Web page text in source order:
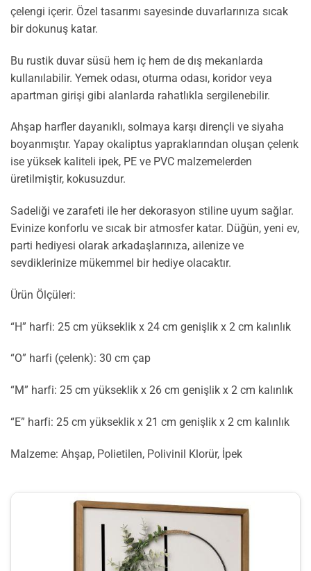
çelengi içerir. Özel tasarımı sayesinde duvarlarınıza sıcak
bir dokunuş katar.
Bu rustik duvar süsü hem iç hem de dış mekanlarda
kullanılabilir. Yemek odası, oturma odası, koridor veya
apartman girişi gibi alanlarda rahatlıkla sergilenebilir.
Ahşap harfler dayanıklı, solmaya karşı dirençli ve siyaha
boyanmıştır. Yapay okaliptus yapraklarından oluşan çelenk
ise yüksek kaliteli ipek, PE ve PVC malzemelerden
üretilmiştir, kokusuzdur.
Sadeliği ve zarafeti ile her dekorasyon stiline uyum sağlar.
Evinize konforlu ve sıcak bir atmosfer katar. Düğün, yeni ev,
parti hediyesi olarak arkadaşlarınıza, ailenize ve
sevdiklerinize mükemmel bir hediye olacaktır.
Ürün Ölçüleri:
“H” harfi: 25 cm yükseklik x 24 cm genişlik x 2 cm kalınlık
“O” harfi (çelenk): 30 cm çap
“M” harfi: 25 cm yükseklik x 26 cm genişlik x 2 cm kalınlık
“E” harfi: 25 cm yükseklik x 21 cm genişlik x 2 cm kalınlık
Malzeme: Ahşap, Polietilen, Polivinil Klorür, İpek